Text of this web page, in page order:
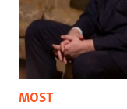
MOST